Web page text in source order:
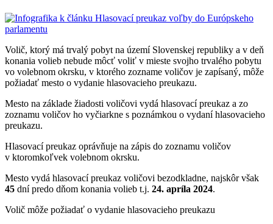
Volič, ktorý má trvalý pobyt na území Slovenskej republiky a v deň
konania volieb nebude môcť voliť v mieste svojho trvalého pobytu
vo volebnom okrsku, v ktorého zozname voličov je zapísaný, môže
požiadať mesto o vydanie hlasovacieho preukazu.
Mesto na základe žiadosti voličovi vydá hlasovací preukaz a zo
zoznamu voličov ho vyčiarkne s poznámkou o vydaní hlasovacieho
preukazu.
Hlasovací preukaz oprávňuje na zápis do zoznamu voličov
v ktoromkoľvek volebnom okrsku.
Mesto vydá hlasovací preukaz voličovi bezodkladne, najskôr však
45 dní predo dňom konania volieb t.j. 24. apríla 2024.
Volič môže požiadať o vydanie hlasovacieho preukazu